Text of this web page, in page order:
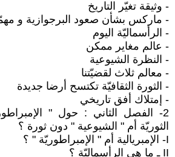
- وثيقة تغيّر التاريخ
- ماركس بشأن صعود البرجوازية و
- الرأسماليّة اليوم
- عالم مغاير ممكن
- النظرة الشيوعية
- معالم ثلاث لقضيّتنا
- الثورة الثقافيّة تكتسح أرضا جديدة
- إمتلاك أفق تاريخي
2- الفصل الثاني : حول "
الثوريّة أم " الشيوعية " دون ثورة ؟
I- الإمبريالية أم " الإمبراطوريّة " ؟
II ـ ما هي الرأسماليّة ؟